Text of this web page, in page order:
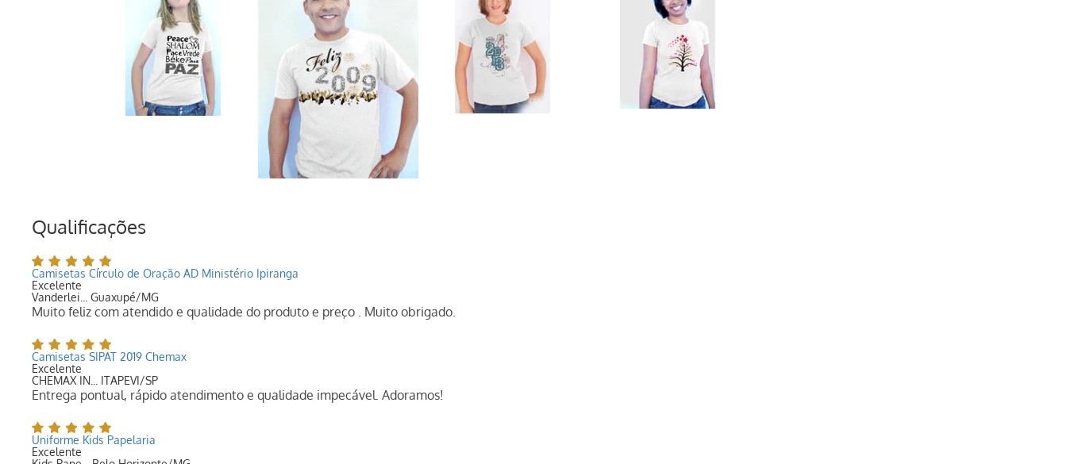
Qualificações
Camisetas Círculo de Oração AD Ministério Ipiranga
Excelente
Vanderlei... Guaxupé/MG
Muito feliz com atendido e qualidade do produto e preço . Muito obrigado.
Camisetas SIPAT 2019 Chemax
Excelente
CHEMAX IN... ITAPEVI/SP
Entrega pontual, rápido atendimento e qualidade impecável. Adoramos!
Uniforme Kids Papelaria
Excelente